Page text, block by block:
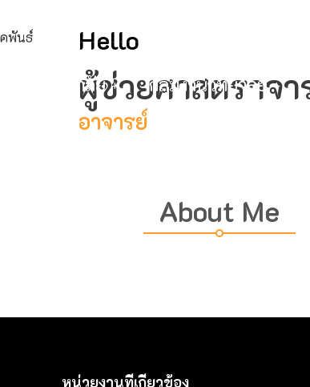
เกี่ยวกับวิทยาลัย กลุ่มงานวิทยาลัย
Hello
ผู้ช่วยศาสตราจ
อาจารย์
About Me
หน่วยงานที่เกี่ยวข้อง